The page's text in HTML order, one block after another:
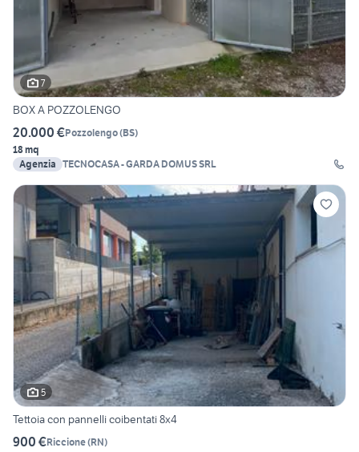
7
BOX A POZZOLENGO
20.000 €Pozzolengo(BS)
18 mq
Agenzia
TECNOCASA - GARDA DOMUS SRL
5
Tettoia con pannelli coibentati 8x4
900 €Riccione(RN)